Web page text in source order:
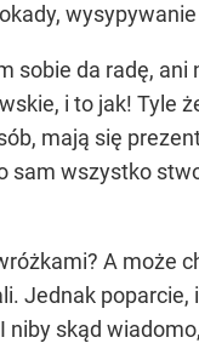
sobie da radę, ani
i to jak! Tyle
mają się
sam wszystko
A może
Jednak poparcie,
skąd